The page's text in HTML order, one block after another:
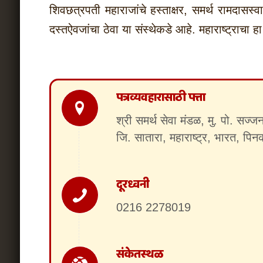
शिवछत्रपती महाराजांचे हस्ताक्षर, समर्थ
दस्तऐवजांचा ठेवा या संस्थेकडे आहे. महाराष्ट्राचा
पत्रव्यवहारासाठी पत्ता
श्री समर्थ सेवा मंडळ, मु. पो.
जि. सातारा, महाराष्ट्र, भारत,
दूरध्वनी
0216 2278019
संकेतस्थळ